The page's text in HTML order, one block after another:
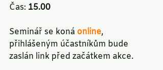
Čas: 15.00
Seminář se koná online,
přihlášeným účastníkům bude
zaslán link před začátkem akce.